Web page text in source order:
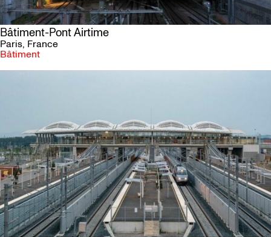
Bâtiment-Pont Airtime
Paris, France
Bâtiment